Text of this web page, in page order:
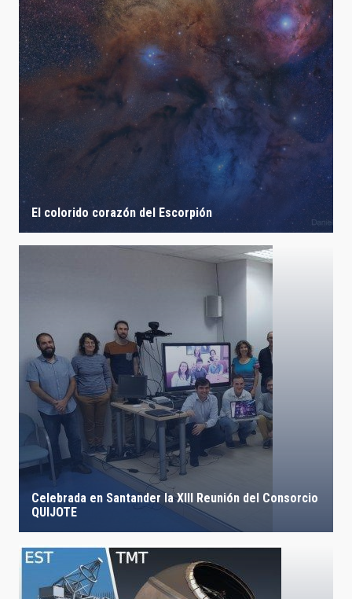
El colorido corazón del Escorpión
Celebrada en Santander la XIII Reunión del Consorcio
QUIJOTE